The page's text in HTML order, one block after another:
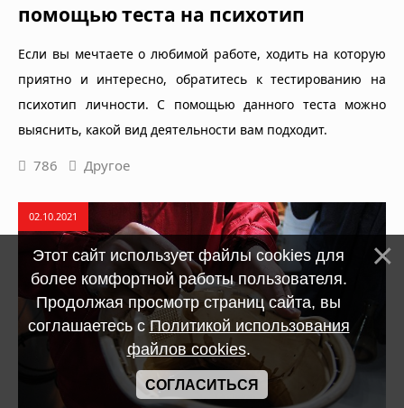
помощью теста на психотип
Если вы мечтаете о любимой работе, ходить на которую
приятно и интересно, обратитесь к тестированию на
психотип личности. С помощью данного теста можно
выяснить, какой вид деятельности вам подходит.
786 Другое
02.10.2021
Этот сайт использует файлы cookies для
более комфортной работы пользователя.
Продолжая просмотр страниц сайта, вы
соглашаетесь сПолитикой использования
файлов cookies.
СОГЛАСИТЬСЯ